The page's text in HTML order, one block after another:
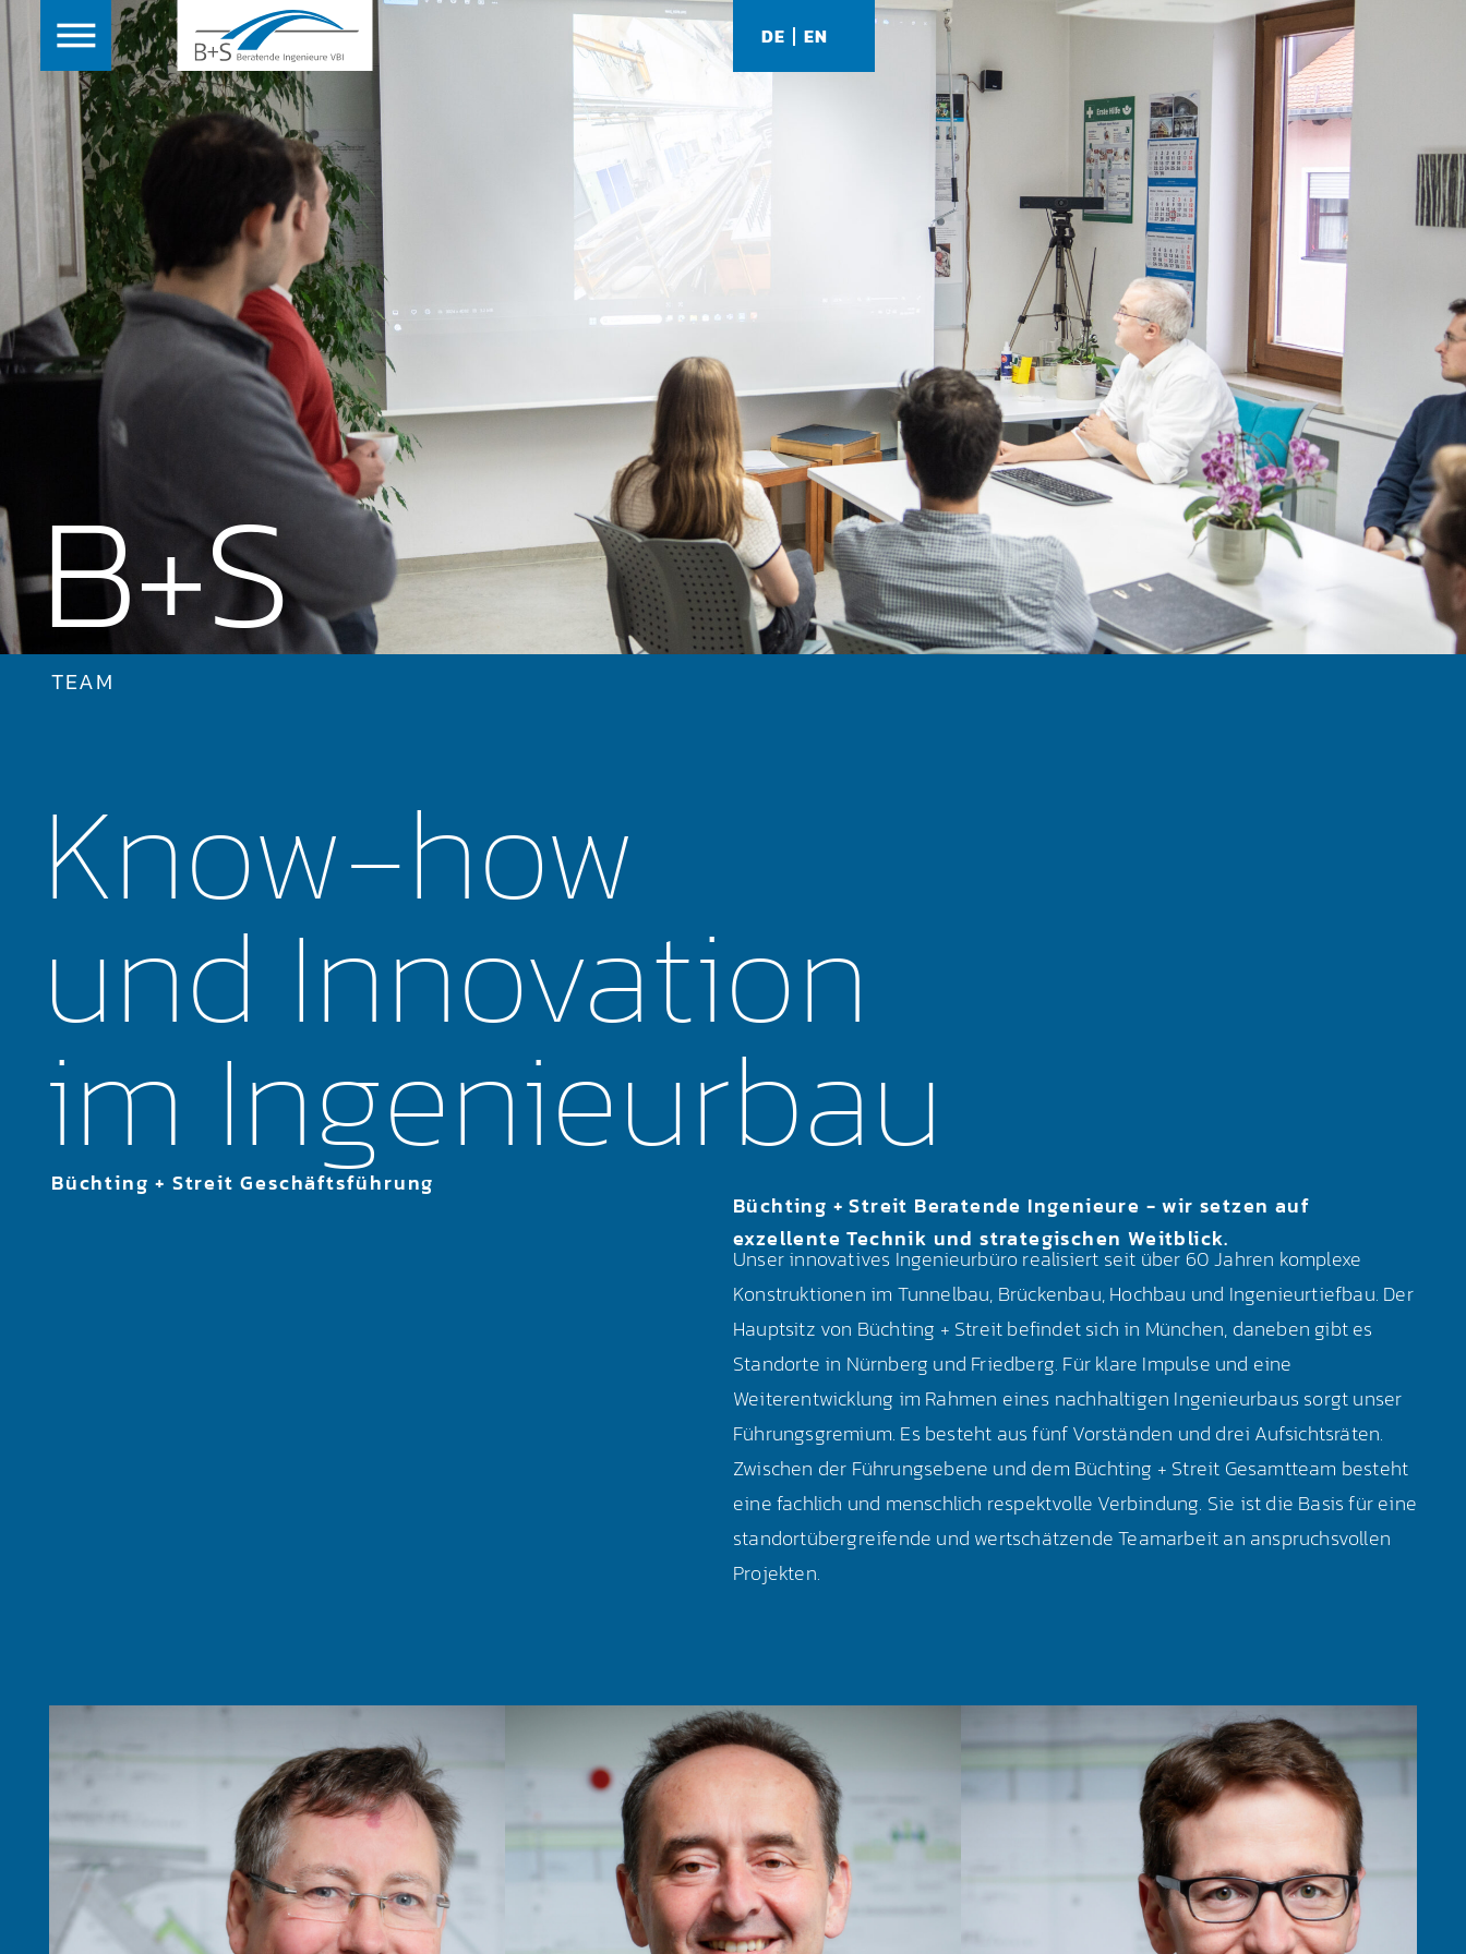
DE EN
B+S
TEAM
Know-how
und Innovation
im Ingenieurbau
Büchting + Streit Geschäftsführung
Büchting + Streit Beratende Ingenieure - wir setzen auf
exzellente Technik und strategischen Weitblick.
Unser innovatives Ingenieurbüro realisiert seit über 60 Jahren komplexe
Konstruktionen im Tunnelbau, Brückenbau, Hochbau und Ingenieurtiefbau. Der
Hauptsitz von Büchting + Streit befindet sich in München, daneben gibt es
Standorte in Nürnberg und Friedberg. Für klare Impulse und eine
Weiterentwicklung im Rahmen eines nachhaltigen Ingenieurbaus sorgt unser
Führungsgremium. Es besteht aus fünf Vorständen und drei Aufsichtsräten.
Zwischen der Führungsebene und dem Büchting + Streit Gesamtteam besteht
eine fachlich und menschlich respektvolle Verbindung. Sie ist die Basis für eine
standortübergreifende und wertschätzende Teamarbeit an anspruchsvollen
Projekten.